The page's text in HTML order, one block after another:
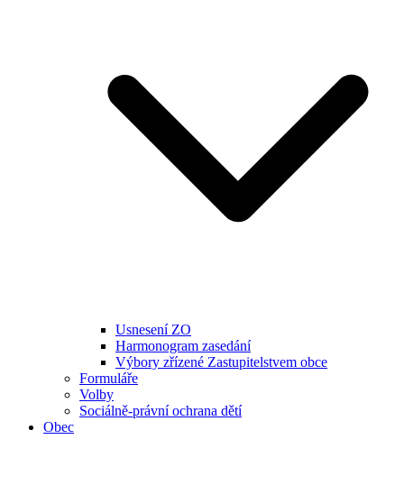
Usnesení ZO
Harmonogram zasedání
Výbory zřízené Zastupitelstvem obce
Formuláře
Volby
Sociálně-právní ochrana dětí
Obec